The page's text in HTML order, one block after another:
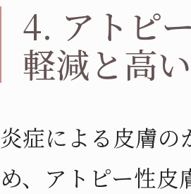
4. アトピ
軽減と高
炎症による皮膚
め、アトピー性